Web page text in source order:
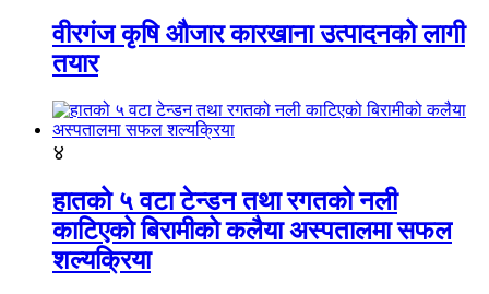
वीरगंज कृषि औजार कारखाना उत्पादनको लागी
तयार
४
हातको ५ वटा टेन्डन तथा रगतको नली
काटिएको बिरामीको कलैया अस्पतालमा सफल
शल्यक्रिया